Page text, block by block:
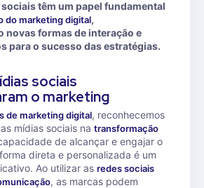
têm um papel fundamental
do marketing digital,
novas formas de interação e
para o sucesso das estratégias.
sociais
o marketing
de marketing digital, reconhecemos
mídias sociais na transformação
de alcançar e engajar o
direta e personalizada é um
Ao utilizar as redes sociais
, as marcas podem